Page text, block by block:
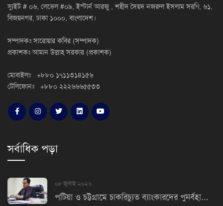
স্যুইট # ০৬, লেভেল #০৯, ইস্টার্ন আরজু , শহীদ সৈয়দ নজরুল ইসলাম সরণি, ৬১,
বিজয়নগর, ঢাকা ১০০০, বাংলাদেশ।
সম্পাদকঃ সারোয়ার কবির (সম্পাদক)
প্রকাশকঃ আমান উল্লাহ সরকার (প্রকাশক)
মোবাইলঃ +৮৮০ ১৭১১৩১৪১৫৬
টেলিফোনঃ +৮৮০ ২২২৬৬৬৫৫৩৩
সর্বাধিক পড়া
০৮ জুলাই ২০২৬
পটিয়া ও চট্টগ্রামে চাকরিচ্যুত ব্যাংকারদের পুনর্বহা...